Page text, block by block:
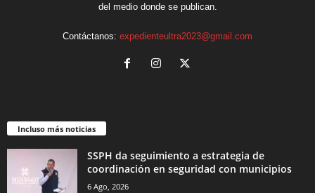
del medio donde se publican.
Contáctanos: expedienteultra2023@gmail.com
Incluso más noticias
SSPH da seguimiento a estrategia de
coordinación en seguridad con municipios
6 Ago, 2026